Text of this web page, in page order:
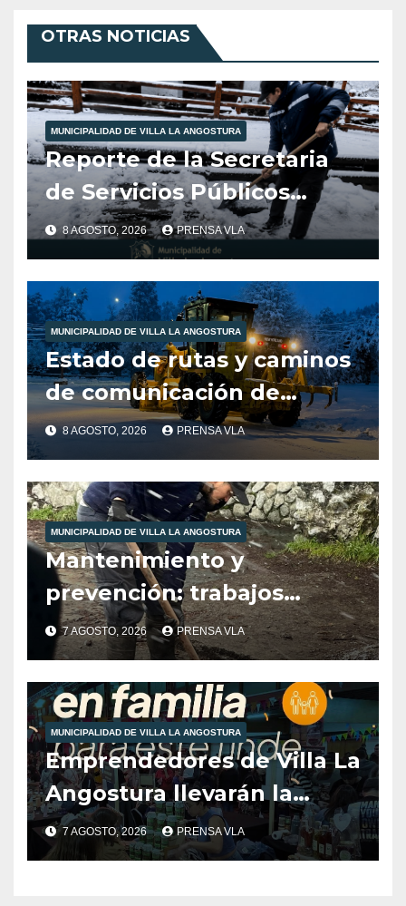
OTRAS NOTICIAS
MUNICIPALIDAD DE VILLA LA ANGOSTURA
Reporte de la Secretaria
de Servicios Públicos
Municipalidad de Villa la
Angostura dia 8/8/26
-12:00HS
8 AGOSTO, 2026 PRENSA VLA
MUNICIPALIDAD DE VILLA LA ANGOSTURA
Estado de rutas y caminos
de comunicación de
nuestra localidad
8 AGOSTO, 2026 PRENSA VLA
MUNICIPALIDAD DE VILLA LA ANGOSTURA
Mantenimiento y
prevención: trabajos
municipales ante las
condiciones climáticas.
7 AGOSTO, 2026 PRENSA VLA
MUNICIPALIDAD DE VILLA LA ANGOSTURA
Emprendedores de Villa La
Angostura llevarán la
producción local a Tienda
de Sabores.
7 AGOSTO, 2026 PRENSA VLA